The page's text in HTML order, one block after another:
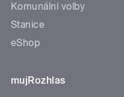
Komunální volby
Stanice
eShop
mujRozhlas